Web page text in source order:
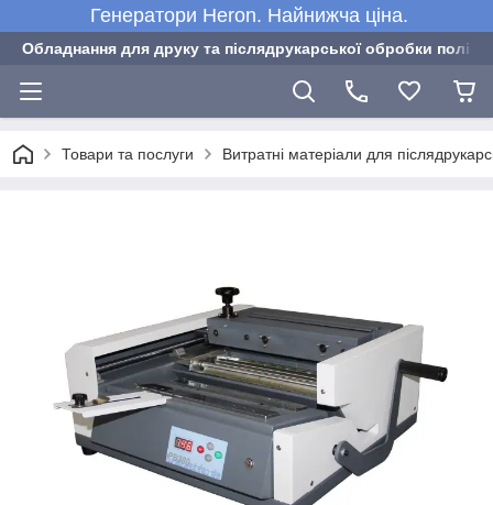
Генератори Heron. Найнижча ціна.
Обладнання для друку та післядрукарської обробки
Товари та послуги Витратні матеріали для